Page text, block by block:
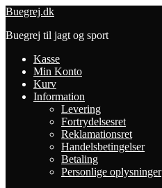
Spring
navigation
Spring
indhold
Buegrej.dk
Buegrej til jagt og sport
Kasse
Min Konto
Kurv
Information
Levering
Fortrydelsesret
Reklamationsret
Handelsbetingelser
Betaling
Personlige oplysninger